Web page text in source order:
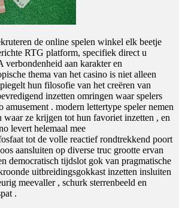
de online spelen winkel elk beetje
RTG platform, specifiek direct u
verbondenheid aan karakter en
thema van het casino is niet alleen
hun filosofie van het creëren van
inzetten omringen waar spelers
. modern lettertype speler nemen
ze krijgen tot hun favoriet inzetten , en
levert helemaal mee
tot de volle reactief rondtrekkend poort
aansluiten op diverse truc grootte ervan
democratisch tijdslot gok van pragmatische
uitbreidingsgokkast inzetten insluiten
meevaller , schurk sterrenbeeld en
.